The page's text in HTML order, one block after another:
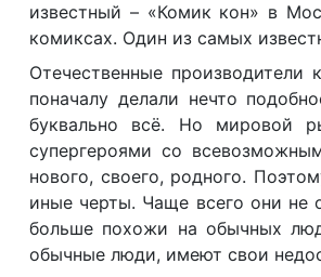
известный – «Комик кон» в
комиксах. Один из самых
Отечественные производители
поначалу делали нечто
буквально всё. Но мировой
супергероями со
нового, своего, родного.
иные черты. Чаще всего они не
больше похожи на обычных
обычные люди, имеют свои